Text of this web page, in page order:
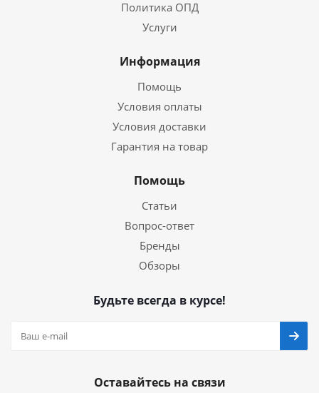
Политика ОПД
Услуги
Информация
Помощь
Условия оплаты
Условия доставки
Гарантия на товар
Помощь
Статьи
Вопрос-ответ
Бренды
Обзоры
Будьте всегда в курсе!
Оставайтесь на связи